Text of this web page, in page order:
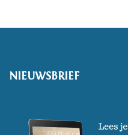
Uitgeverij Atlas Contact zal
NIEUWSBRIEF